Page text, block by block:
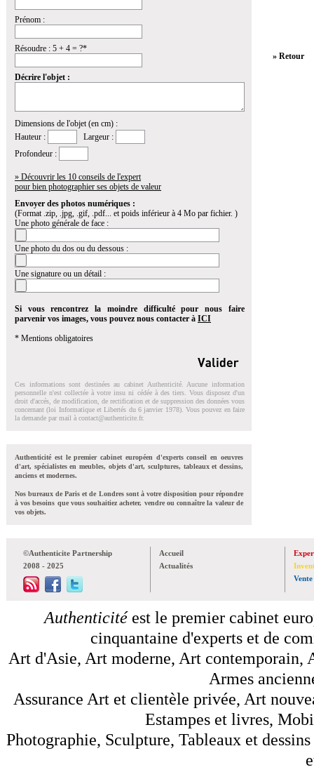
Prénom :
Résoudre : 5 + 4 = ?*
Décrire l'objet :
Dimensions de l'objet (en cm) :
Hauteur :
Largeur :
Profondeur :
» Découvrir les 10 conseils de l'expert
pour bien photographier ses objets de valeur
Envoyer des photos numériques :
(Format .zip, .jpg, .gif, .pdf... et poids inférieur à 4 Mo par fichier. )
Une photo générale de face :
Une photo du dos ou du dessous :
Une signature ou un détail :
Si vous rencontrez la moindre difficulté pour nous faire
parvenir vos images, vous pouvez nous contacter à ICI
* Mentions obligatoires
Ces informations sont destinées au cabinet Authenticité. Aucune information
personnelle n'est collectée à votre insu ni cédée à des tiers. Vous disposez d'un
droit d'accés, de modification, de rectification et de suppression des données vous
concernant (loi Informatique et Libertés du 6 janvier 1978). Vous pouvez en faire
la demande par mail à contact@authenticite.fr.
Authenticité est le premier cabinet européen d'experts conseil en oeuvres
d'art, spécialistes en meubles, objets d'art, sculptures, tableaux et dessins,
anciens et modernes.
Nos bureaux de Paris et de Londres sont à votre disposition pour répondre
à vos besoins que vous souhaitiez acheter, vendre ou connaître la valeur de
vos objets.
» Retour
©Authenticite Partnership
2008 - 2025
Accueil
Actualités
Vente
Authenticitéest le premier cabinet
cinquantaine d'experts et de
Art d'Asie, Art moderne, Art contemporain,
Armes
Assurance Art et clientèle privée, Art
Estampes et livres,
Photographie, Sculpture, Tableaux et